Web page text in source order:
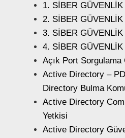
1. SİBER
2. SİBER
3. SİBER
4. SİBER
Açık Port Sorgulama
Active Directory –
Directory Bulma
Active Directory
Yetkisi
Active Directory